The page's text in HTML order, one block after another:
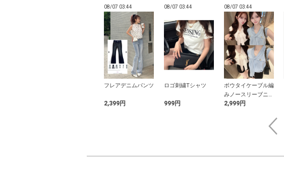
08/07 03:44
フレアデニムパンツ
2,399円
08/07 03:44
ロゴ刺繍Tシャツ
999円
08/07 03:44
ボウタイケーブル編
みノースリーブニッ
トトップス
2,999円